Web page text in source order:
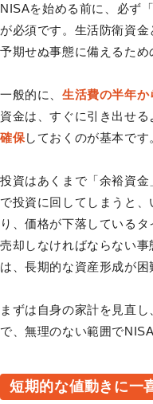
NISAを始める前に、必ず
が必須です。生活防衛資金
予期せぬ事態に備えるため
一般的に、 生活費の半年か
資金は、すぐに引き出せる
確保しておくのが基本です
投資はあくまで「余裕資
で投資に回してしまうと
り、価格が下落している
売却しなければならない
は、長期的な資産形成が困
まずは自身の家計を見直
で、無理のない範囲で
短期的な値動きに一